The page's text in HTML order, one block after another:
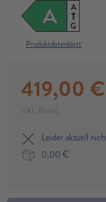
A
G
A
Produktdatenblatt
419,00 €
inkl. Mwst.
Leider aktuell
0,00 €